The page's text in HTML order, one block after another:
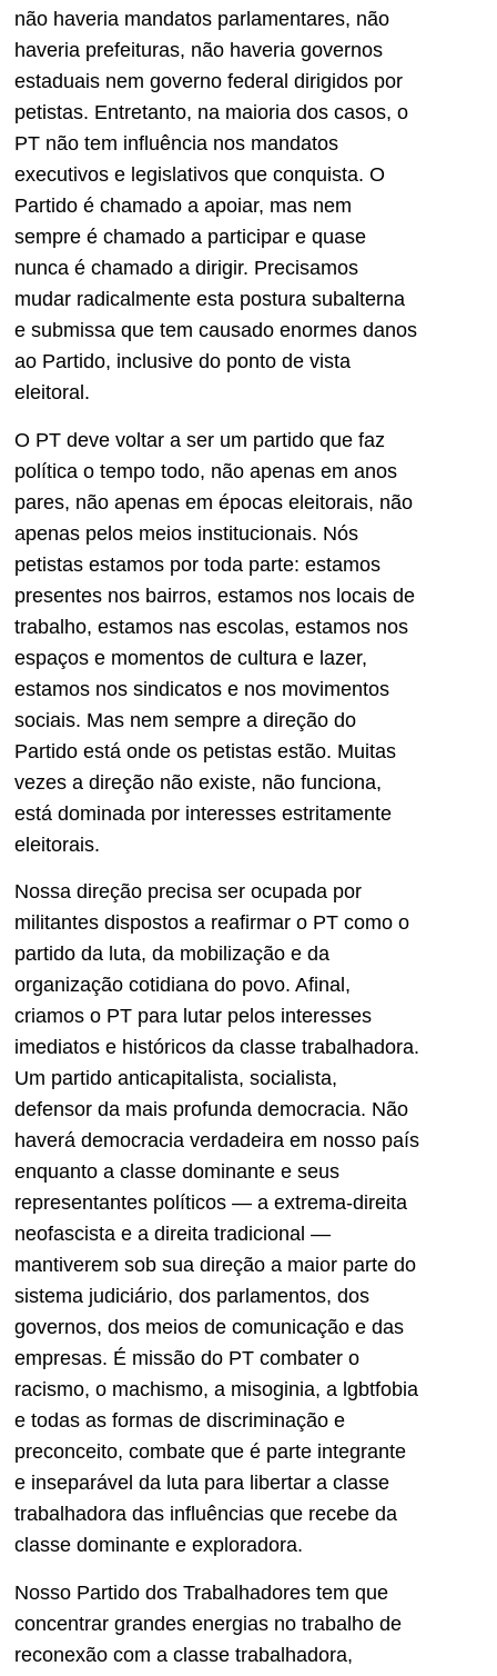
não haveria mandatos parlamentares, não
haveria prefeituras, não haveria governos
estaduais nem governo federal dirigidos por
petistas. Entretanto, na maioria dos casos, o
PT não tem influência nos mandatos
executivos e legislativos que conquista. O
Partido é chamado a apoiar, mas nem
sempre é chamado a participar e quase
nunca é chamado a dirigir. Precisamos
mudar radicalmente esta postura subalterna
e submissa que tem causado enormes danos
ao Partido, inclusive do ponto de vista
eleitoral.
O PT deve voltar a ser um partido que faz
política o tempo todo, não apenas em anos
pares, não apenas em épocas eleitorais, não
apenas pelos meios institucionais. Nós
petistas estamos por toda parte: estamos
presentes nos bairros, estamos nos locais de
trabalho, estamos nas escolas, estamos nos
espaços e momentos de cultura e lazer,
estamos nos sindicatos e nos movimentos
sociais. Mas nem sempre a direção do
Partido está onde os petistas estão. Muitas
vezes a direção não existe, não funciona,
está dominada por interesses estritamente
eleitorais.
Nossa direção precisa ser ocupada por
militantes dispostos a reafirmar o PT como o
partido da luta, da mobilização e da
organização cotidiana do povo. Afinal,
criamos o PT para lutar pelos interesses
imediatos e históricos da classe trabalhadora.
Um partido anticapitalista, socialista,
defensor da mais profunda democracia. Não
haverá democracia verdadeira em nosso país
enquanto a classe dominante e seus
representantes políticos — a extrema-direita
neofascista e a direita tradicional —
mantiverem sob sua direção a maior parte do
sistema judiciário, dos parlamentos, dos
governos, dos meios de comunicação e das
empresas. É missão do PT combater o
racismo, o machismo, a misoginia, a lgbtfobia
e todas as formas de discriminação e
preconceito, combate que é parte integrante
e inseparável da luta para libertar a classe
trabalhadora das influências que recebe da
classe dominante e exploradora.
Nosso Partido dos Trabalhadores tem que
concentrar grandes energias no trabalho de
reconexão com a classe trabalhadora,